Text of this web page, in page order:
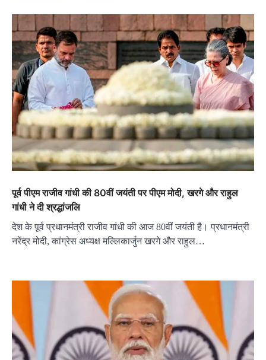
पूर्व पीएम राजीव गांधी की 80वीं जयंती पर पीएम मोदी, खरगे और राहुल
गांधी ने दी श्रद्धांजलि
देश के पूर्व प्रधानमंत्री राजीव गांधी की आज 80वीं जयंती है। प्रधानमंत्री
नरेंद्र मोदी, कांग्रेस अध्यक्ष मल्लिकार्जुन खरगे और राहुल…